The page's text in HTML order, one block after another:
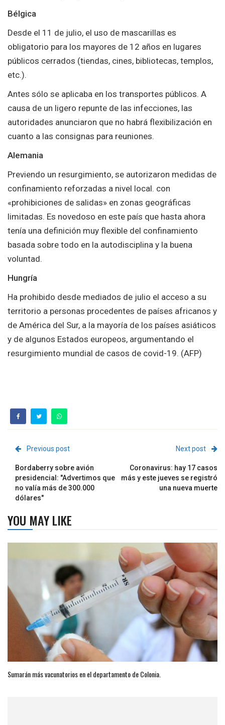
Bélgica
Desde el 11 de julio, el uso de mascarillas es
obligatorio para los mayores de 12 años en lugares
públicos cerrados (tiendas, cines, bibliotecas, templos,
etc.).
Antes sólo se aplicaba en los transportes públicos. A
causa de un ligero repunte de las infecciones, las
autoridades anunciaron que no habrá flexibilización en
cuanto a las consignas para reuniones.
Alemania
Previendo un resurgimiento, se autorizaron medidas de
confinamiento reforzadas a nivel local. con
«prohibiciones de salidas» en zonas geográficas
limitadas. Es novedoso en este país que hasta ahora
tenía una definición muy flexible del confinamiento
basada sobre todo en la autodisciplina y la buena
voluntad.
Hungría
Ha prohibido desde mediados de julio el acceso a su
territorio a personas procedentes de países africanos y
de América del Sur, a la mayoría de los países asiáticos
y de algunos Estados europeos, argumentando el
resurgimiento mundial de casos de covid-19. (AFP)
Previous post
Bordaberry sobre avión
presidencial: "Advertimos que
no valía más de 300.000
dólares"
Next post
Coronavirus: hay 17 casos
más y este jueves se registró
una nueva muerte
YOU MAY LIKE
Sumarán más vacunatorios en el departamento de Colonia.